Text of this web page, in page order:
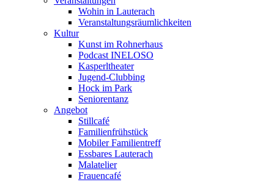
Wohin in Lauterach
Veranstaltungsräumlichkeiten
Kultur
Kunst im Rohnerhaus
Podcast INELOSO
Kasperltheater
Jugend-Clubbing
Hock im Park
Seniorentanz
Angebot
Stillcafé
Familienfrühstück
Mobiler Familientreff
Essbares Lauterach
Malatelier
Frauencafé